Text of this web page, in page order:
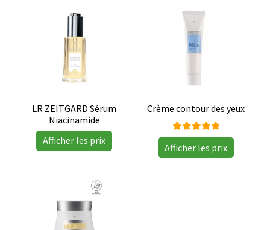
LR ZEITGARD Sérum
Niacinamide
Afficher les prix
Crème contour des yeux
Note
5.00 sur
Afficher les prix